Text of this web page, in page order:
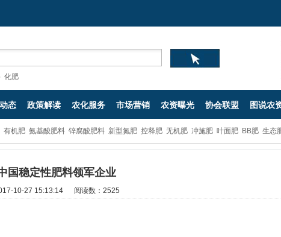
化肥
态 政策解读 农化服务 市场营销 农资曝光 协会联盟 图说农
有机肥 氨基酸肥料 锌腐酸肥料 新型氮肥 控释肥 无机肥 冲施肥 叶面肥 BB肥 生态
国稳定性肥料领军企业
10-27 15:13:14 阅读数： 2525